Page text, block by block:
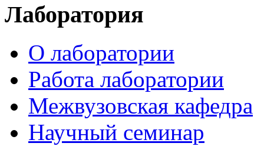
Лаборатория
О лаборатории
Работа лаборатории
Межвузовская кафедра
Научный семинар